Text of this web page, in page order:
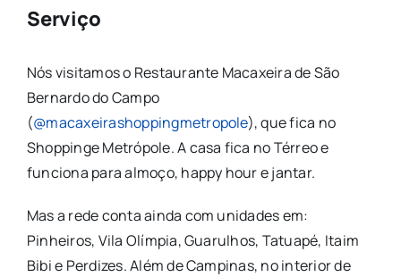
Serviço
Nós visitamos o Restaurante Macaxeira de São
Bernardo do Campo
(@macaxeirashoppingmetropole), que fica no
Shoppinge Metrópole. A casa fica no Térreo e
funciona para almoço, happy hour e jantar.
Mas a rede conta ainda com unidades em:
Pinheiros, Vila Olímpia, Guarulhos, Tatuapé, Itaim
Bibi e Perdizes. Além de Campinas, no interior de